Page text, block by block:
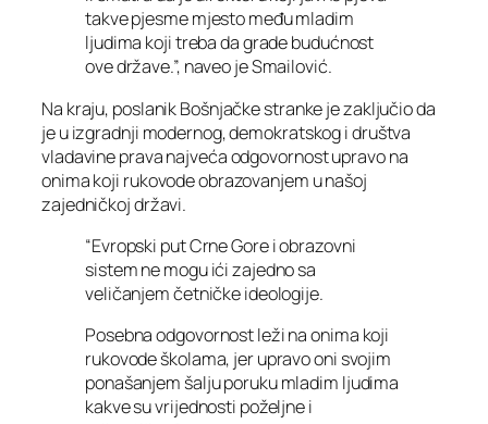
takve pjesme mjesto među mladim
ljudima koji treba da grade budućnost
ove države.”, naveo je Smailović.
Na kraju, poslanik Bošnjačke stranke je zaključio da
je u izgradnji modernog, demokratskog i društva
vladavine prava najveća odgovornost upravo na
onima koji rukovode obrazovanjem u našoj
zajedničkoj državi.
“Evropski put Crne Gore i obrazovni
sistem ne mogu ići zajedno sa
veličanjem četničke ideologije.
Posebna odgovornost leži na onima koji
rukovode školama, jer upravo oni svojim
ponašanjem šalju poruku mladim ljudima
kakve su vrijednosti poželjne i